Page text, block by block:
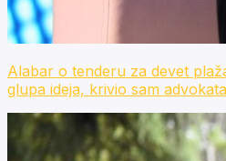
Alabar o tenderu za devet
glupa ideja, krivio sam